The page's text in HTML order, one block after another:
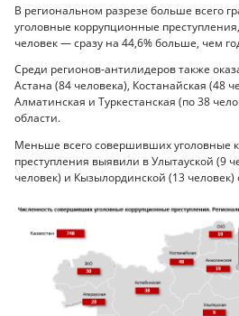
В региональном разрезе больше всего
уголовные коррупционные
человек — сразу на 44,6% больше, чем
Среди регионов-антилидеров также
Астана (84 человека), Костанайская (48
Алматинская и Туркестанская (по 38
области.
Меньше всего совершивших уголовные
преступления выявили в Улытауской (9
человек) и Кызылординской (13 человек)